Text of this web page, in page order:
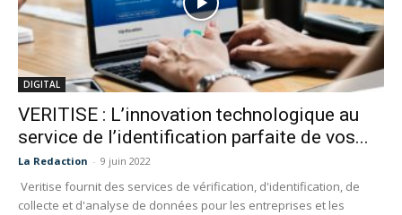
DIGITAL
VERITISE : L’innovation technologique au
service de l’identification parfaite de vos...
La Redaction - 9 juin 2022
Veritise fournit des services de vérification, d'identification, de
collecte et d'analyse de données pour les entreprises et les